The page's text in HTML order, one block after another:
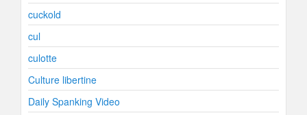
cuckold
cul
culotte
Culture libertine
Daily Spanking Video